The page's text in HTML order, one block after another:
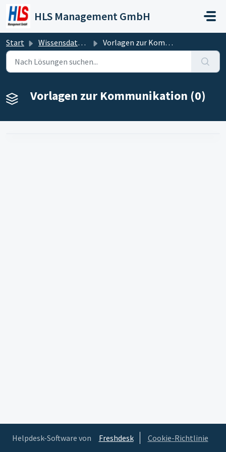
Zum hauptsächlichen Inhalt gehen
HLS Management GmbH
Start Wissensdatenbank Vorlagen zur Kommunikation
Vorlagen zur Kommunikation (0)
Helpdesk-Software von Freshdesk Cookie-Richtlinie